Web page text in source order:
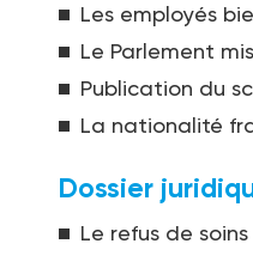
Les employés
Le Parlement
Publication du
La nationalité
Dossier
Le refus de soins